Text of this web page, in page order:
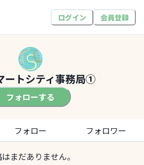
ログイン 会員登録
ートシティ事務局①
フォローする
フォロー フォロワー
まだありません。